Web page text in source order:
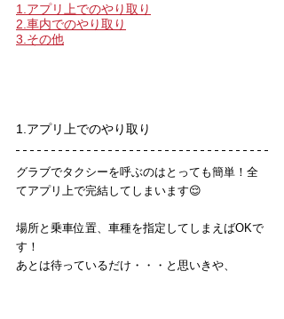
1.アプリ上でのやり取り
2.車内でのやり取り
3.その他
1.アプリ上でのやり取り
グラブでタクシーを呼ぶのはとっても簡単！全
てアプリ上で完結してしまいます😌
場所と乗車位置、車種を指定してしまえばOKで
す！
あとは待っているだけ・・・と思いきや、